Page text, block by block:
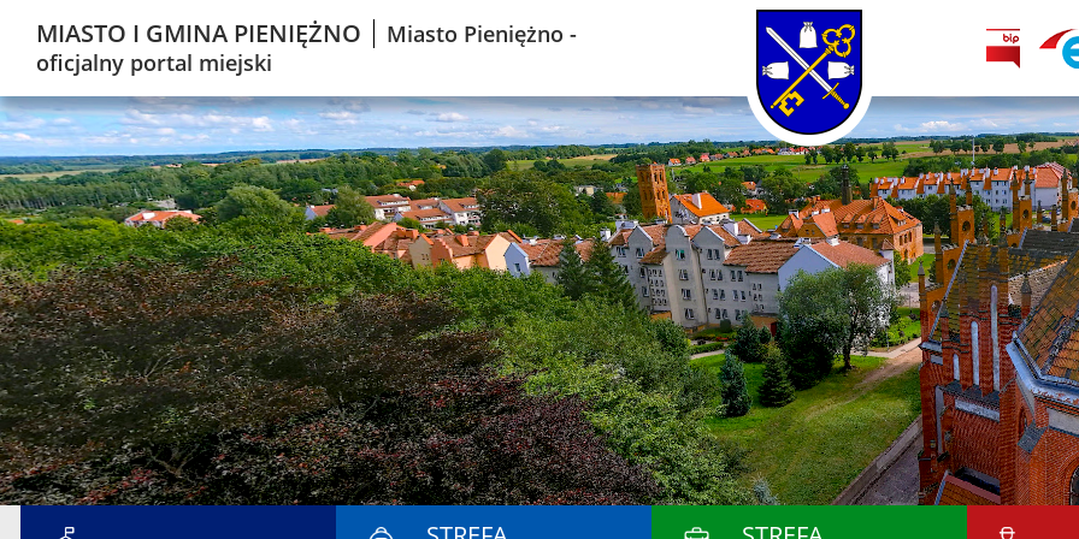
MIASTO I GMINA PIENIĘŻNO
Miasto Pieniężno -
oficjalny portal miejski